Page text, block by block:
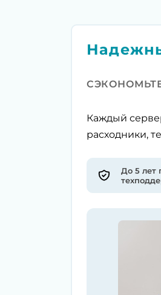
Каждый
расходники,
До 5 лет